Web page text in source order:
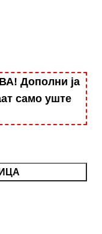
Дополни ја
само уште